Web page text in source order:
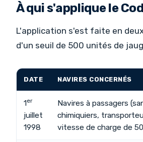
À qui s'applique le
L'application s'est faite en
d'un seuil de 500 unités de
DATE NAVIRES CONCERNÉS
1er
juillet
1998
Navires à passagers
chimiquiers,
vitesse de charge de